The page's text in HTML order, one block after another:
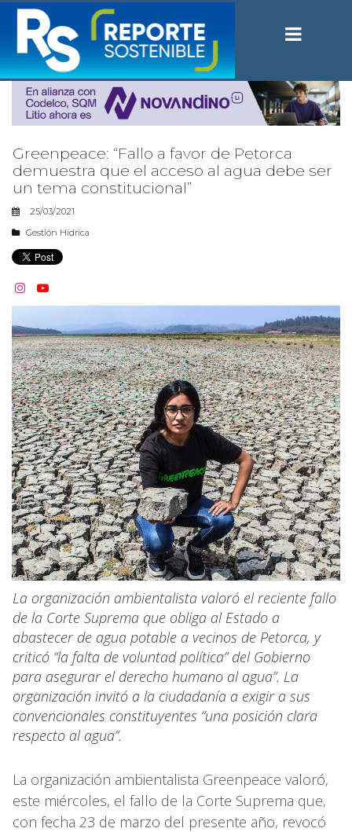
Greenpeace: “Fallo a favor de Petorca
demuestra que el acceso al agua debe ser
un tema constitucional”
25/03/2021
Gestión Hídrica
 
La organización ambientalista valoró el reciente fallo
de la Corte Suprema que obliga al Estado a
abastecer de agua potable a vecinos de Petorca, y
criticó “la falta de voluntad política” del Gobierno
para asegurar el derecho humano al agua”. La
organización invitó a la ciudadanía a exigir a sus
convencionales constituyentes “una posición clara
respecto al agua”.
La organización ambientalista Greenpeace valoró,
este miércoles, el fallo de la Corte Suprema que,
con fecha 23 de marzo del presente año, revocó